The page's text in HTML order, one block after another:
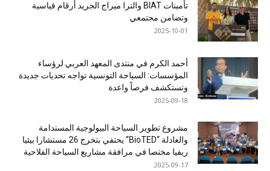
تأمينات BIAT والترا ميراج الجريد أرقام قياسية
وتضامن مجتمعي
2025-10-01
أحمد الكرم في منتدى المعهد العربي لرؤساء
المؤسسات: السياحة التونسية تواجه تحديات جديدة
وتستكشف فرصاً واعدة
2025-09-18
مشروع تطوير السياحة البيولوجية المستدامة
والعادلة “BioTED” يحتفي بتخرج 26 مستشارا بيئيا
ريفيا مختصا في مرافقة مشاريع السياحة الفلاحية
2025-09-17